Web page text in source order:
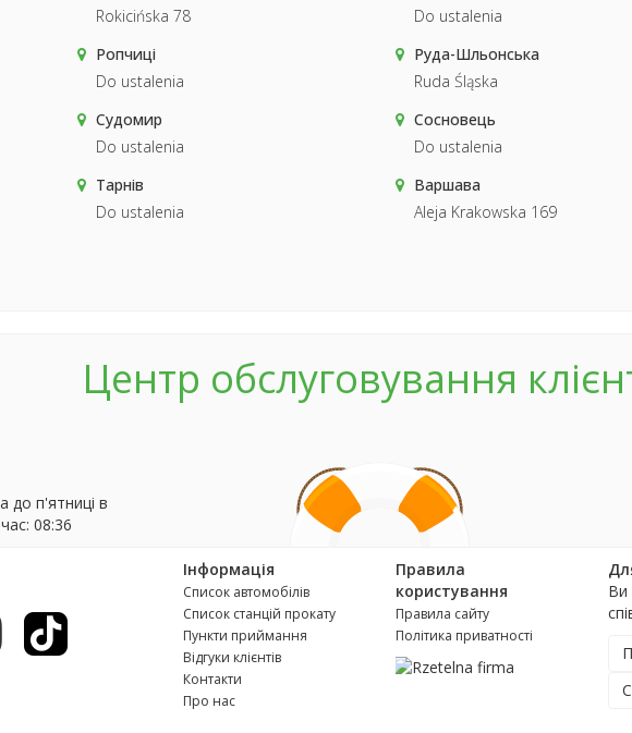
Rokicińska 78
Do ustalenia
Ропчиці
Do ustalenia
Руда-Шльонська
Ruda Śląska
Судомир
Do ustalenia
Сосновець
Do ustalenia
Тарнів
Do ustalenia
Варшава
Aleja Krakowska 169
Центр обслуговування
до п'ятниці в
08:36
Інформація
Список автомобілів
Список станцій прокату
Пункти приймання
Відгуки клієнтів
Контакти
Про нас
Правила
користування
Правила сайту
Політика приватності
Ви